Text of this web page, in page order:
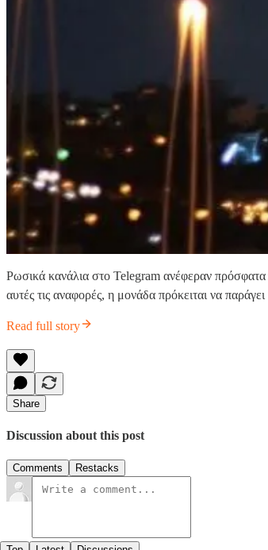
Ρωσικά κανάλια στο Telegram ανέφεραν
αυτές τις αναφορές, η μονάδα πρόκειται να
Read full story
Share
Discussion about this post
Comments Restacks